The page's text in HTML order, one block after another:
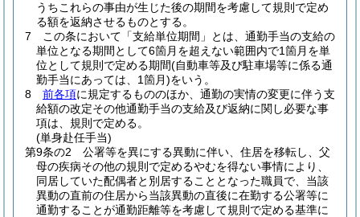
うちこれらの事由が生じた後の期間を考慮して規則で定め
る額を返納させるものとする。
7
この条において「支給単位期間」とは、通勤手当の支給の
単位となる期間として6箇月を超えない範囲内で1箇月を単
位として規則で定める期間(自動車等及び駐車場等に係る通
勤手当にあっては、1箇月)をいう。
8
前各項に規定するもののほか、通勤の実情の変更に伴う支
給額の改定その他通勤手当の支給及び返納に関し必要な事
項は、規則で定める。
(単身赴任手当)
第9条の2
公署等を異にする異動に伴い、住居を移転し、父
母の疾病その他の規則で定めるやむを得ない事情により、
同居していた配偶者と別居することとなった職員で、当該
異動の直前の住居から当該異動の直後に在勤する公署等に
通勤することが通勤距離等を考慮して規則で定める基準に